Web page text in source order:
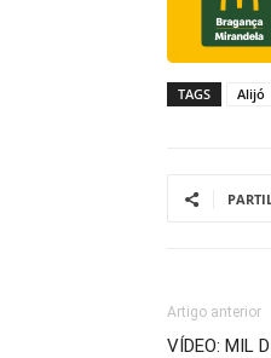
TAGS Alijó
Artigo anterior
VÍDEO: MIL